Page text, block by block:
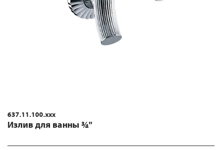
637.11.100.xxx
Излив для ванны ¾"